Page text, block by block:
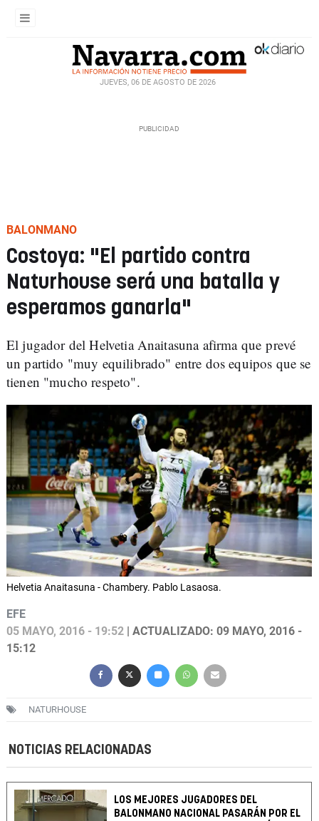
JUEVES, 06 DE AGOSTO DE 2026
BALONMANO
Costoya: "El partido contra
Naturhouse será una batalla y
esperamos ganarla"
El jugador del Helvetia Anaitasuna afirma que prevé
un partido "muy equilibrado" entre dos equipos que se
tienen "mucho respeto".
Helvetia Anaitasuna - Chambery. Pablo Lasaosa.
EFE
05 MAYO, 2016 - 19:52 | ACTUALIZADO: 09 MAYO, 2016 -
15:12
NATURHOUSE
NOTICIAS RELACIONADAS
LOS MEJORES JUGADORES DEL
BALONMANO NACIONAL PASARÁN POR EL